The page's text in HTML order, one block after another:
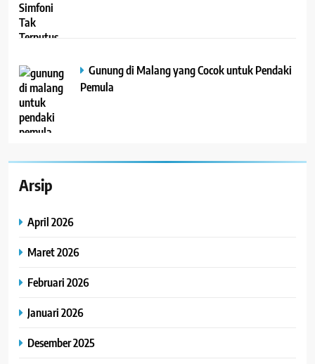
Gunung di Malang yang Cocok untuk Pendaki
Pemula
Arsip
April 2026
Maret 2026
Februari 2026
Januari 2026
Desember 2025